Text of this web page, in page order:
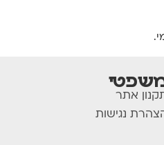
אתר
נגישות